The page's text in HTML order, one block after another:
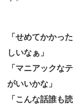
「せめてかかっ
しいなぁ」
「マニアックな
がいいかな」
「こんな話誰も